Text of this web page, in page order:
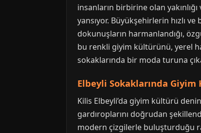
insanların birbirine olan
yansıyor. Büyükşehirlerin hızlı
dokunuşların harmanlandığı,
bu renkli giyim kültürünü, yerel
sokaklarında bir moda turuna
Elbeyli Sokaklarında
Kilis Elbeyli’da giyim kültürü
gardıroplarını doğrudan
modern çizgilerle buluşturduğu